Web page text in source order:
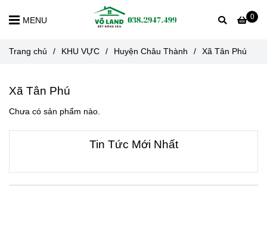
0
MENU
Trang chủ / KHU VỰC / Huyện Châu Thành / Xã Tân Phú
Xã Tân Phú
Chưa có sản phẩm nào.
Tin Tức Mới Nhất